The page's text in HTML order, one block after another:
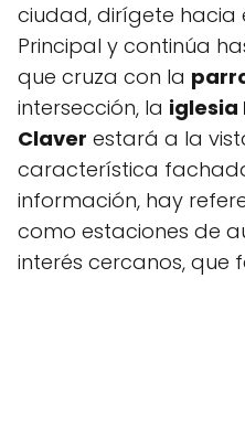
ciudad, dirígete hacia
Principal y continúa
que cruza con la
intersección, la iglesia
Claver estará a la
característica
información, hay
como estaciones de
interés cercanos, que